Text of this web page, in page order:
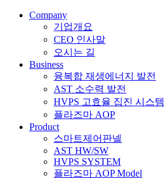
Company
기업개요
CEO 인사말
오시는 길
Business
융복합 재생에너지 발전
AST 소수력 발전
HVPS 고효율 집진 시스템
플라즈마 AOP
Product
스마트제어판넬
AST HW/SW
HVPS SYSTEM
플라즈마 AOP Model